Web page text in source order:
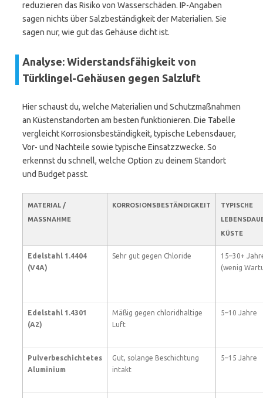
reduzieren das Risiko von Wasserschäden. IP-Angaben
sagen nichts über Salzbeständigkeit der Materialien. Sie
sagen nur, wie gut das Gehäuse dicht ist.
Analyse: Widerstandsfähigkeit von
Türklingel-Gehäusen gegen Salzluft
Hier schaust du, welche Materialien und Schutzmaßnahmen
an Küstenstandorten am besten funktionieren. Die Tabelle
vergleicht Korrosionsbeständigkeit, typische Lebensdauer,
Vor- und Nachteile sowie typische Einsatzzwecke. So
erkennst du schnell, welche Option zu deinem Standort
und Budget passt.
MATERIAL /
MASSNAHME
KORROSIONSBESTÄNDIGKEIT
TYPISCHE
KÜSTE
Edelstahl 1.4404
(V4A)
Sehr gut gegen Chloride
15–30+
(wenig
Edelstahl 1.4301
(A2)
Mäßig gegen chloridhaltige
Luft
5–10 Jahre
Pulverbeschichtetes
Aluminium
Gut, solange Beschichtung
intakt
5–15 Jahre